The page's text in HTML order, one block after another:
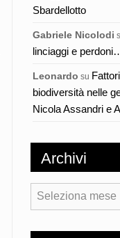
Sbardellotto
Gabriele Nicolodi
linciaggi e
Leonardo su
biodiversità nelle
Nicola Assandri e
Archivi
Archivi